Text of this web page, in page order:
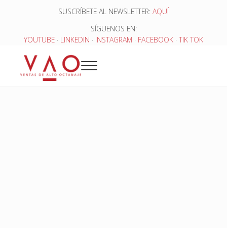
Saltar al contenido principal
Skip to header right navigation
SUSCRÍBETE AL NEWSLETTER: AQUÍ
SÍGUENOS EN:
YOUTUBE · LINKEDIN · INSTAGRAM · FACEBOOK · TIK TOK
Menu